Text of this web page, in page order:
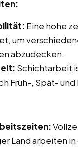
Eine hohe
um
abzudecken.
Schichtarbeit
Früh-, Spät-
Land arbeiten